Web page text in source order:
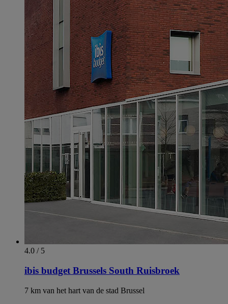
4.0 / 5
ibis budget Brussels South Ruisbroek
7 km van het hart van de stad Brussel